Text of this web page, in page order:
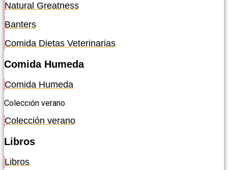
Natural Greatness
Banters
Comida Dietas Veterinarias
Comida Humeda
Comida Humeda
Colección verano
Colección verano
Libros
Libros